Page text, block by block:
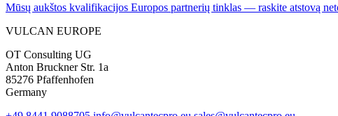
Mūsų aukštos kvalifikacijos Europos partnerių tinklas — raskite atstovą
VULCAN EUROPE
OT Consulting UG
Anton Bruckner Str. 1a
85276 Pfaffenhofen
Germany